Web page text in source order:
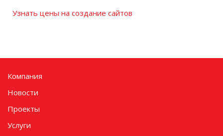
Узнать цены на создание сайтов
Компания
Новости
Проекты
Услуги